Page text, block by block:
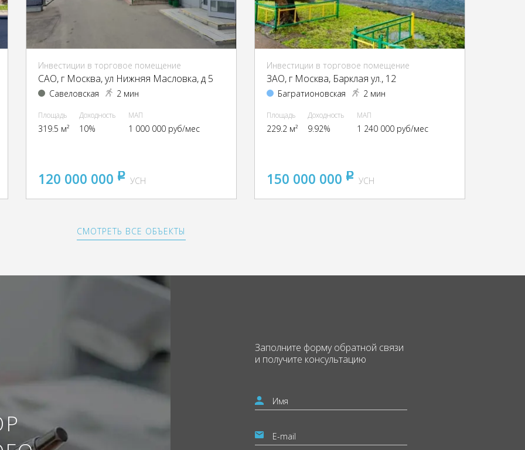
Инвестиции в торговое помещение
CАО, г Москва, ул Нижняя Масловка, д 5
Савеловская 2 мин
Площадь
319.5 м²
Доходность
10%
МАП
1 000 000 руб/мес
120 000 000 pуб
УСН
Инвестиции в торговое помещение
ЗАО, г Москва, Барклая ул., 12
Багратионовская 2 мин
Площадь
229.2 м²
Доходность
9.92%
МАП
1 240 000 руб/мес
150 000 000 pуб
УСН
СМОТРЕТЬ ВСЕ ОБЪЕКТЫ
Заполните формуобратной связи
и получите консультацию